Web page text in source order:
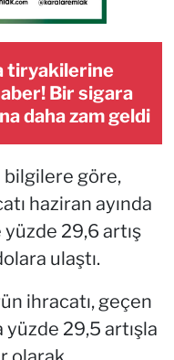
tiryakilerine
Bir sigara
daha zam geldi
bilgilere göre,
haziran ayında
yüzde 29,6 artış
ulaştı.
ihracatı, geçen
yüzde 29,5 artışla